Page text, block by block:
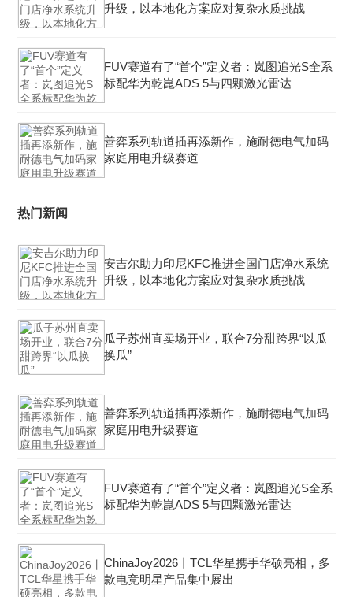
升级，以本地化方案应对复杂水质挑战
FUV赛道有了“首个”定义者：岚图追光S全系
标配华为乾崑ADS 5与四颗激光雷达
善弈系列轨道插再添新作，施耐德电气加码
家庭用电升级赛道
热门新闻
安吉尔助力印尼KFC推进全国门店净水系统
升级，以本地化方案应对复杂水质挑战
瓜子苏州直卖场开业，联合7分甜跨界“以瓜
换瓜”
善弈系列轨道插再添新作，施耐德电气加码
家庭用电升级赛道
FUV赛道有了“首个”定义者：岚图追光S全系
标配华为乾崑ADS 5与四颗激光雷达
ChinaJoy2026丨TCL华星携手华硕亮相，多
款电竞明星产品集中展出